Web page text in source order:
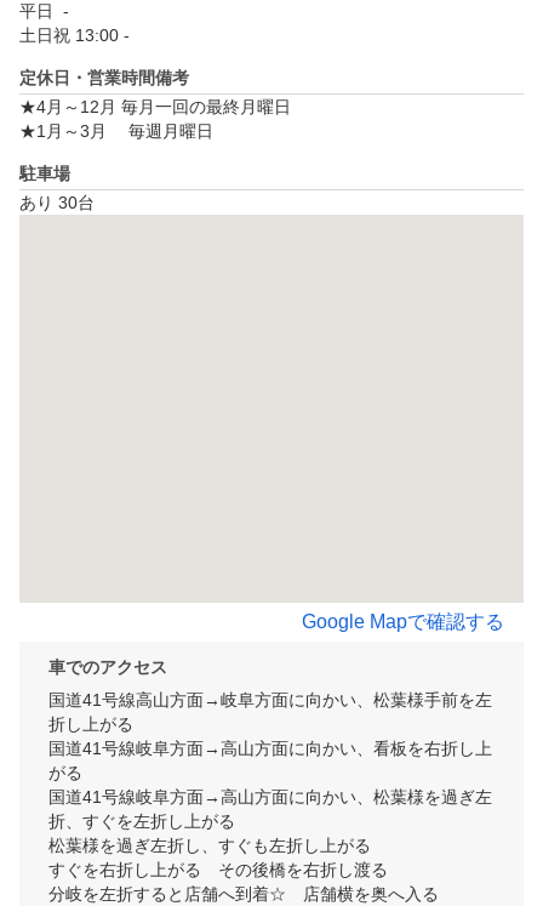
平日  -
土日祝 13:00 -
定休日・営業時間備考
★4月～12月 毎月一回の最終月曜日
★1月～3月 　毎週月曜日
駐車場
あり 30台
Google Mapで確認する
車でのアクセス
国道41号線高山方面→岐阜方面に向かい、松葉様手前を左
折し上がる
国道41号線岐阜方面→高山方面に向かい、看板を右折し上
がる
国道41号線岐阜方面→高山方面に向かい、松葉様を過ぎ左
折、すぐを左折し上がる
松葉様を過ぎ左折し、すぐも左折し上がる
すぐを右折し上がる　その後橋を右折し渡る
分岐を左折すると店舗へ到着☆　店舗横を奥へ入る